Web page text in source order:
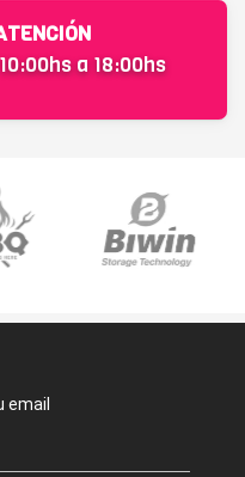
a 18:00hs
email